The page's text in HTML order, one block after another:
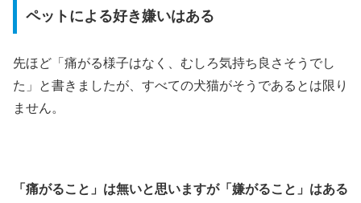
ペットによる好き嫌いはある
先ほど「痛がる様子はなく、むしろ気持ち良さそうでし
た」と書きましたが、すべての犬猫がそうであるとは限り
ません。
「痛がること」は無いと思いますが「嫌がること」はある